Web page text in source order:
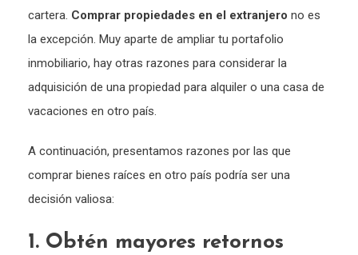
cartera. Comprar propiedades en el extranjero no es
la excepción. Muy aparte de ampliar tu portafolio
inmobiliario, hay otras razones para considerar la
adquisición de una propiedad para alquiler o una casa de
vacaciones en otro país.
A continuación, presentamos razones por las que
comprar bienes raíces en otro país podría ser una
decisión valiosa:
1. Obtén mayores retornos